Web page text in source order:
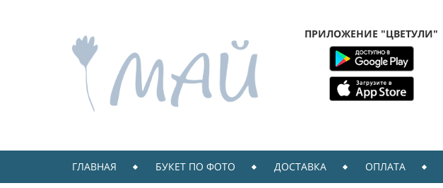
ПРИЛОЖЕНИЕ "ЦВЕТУЛИ"
ГЛАВНАЯ БУКЕТ ПО ФОТО ДОСТАВКА ОПЛАТА